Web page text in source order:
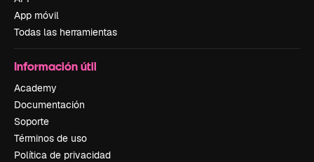
App móvil
Todas las herramientas
Información útil
Academy
Documentación
Soporte
Términos de uso
Política de privacidad